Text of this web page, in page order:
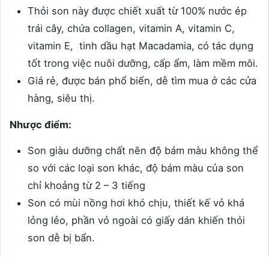
Thỏi son này được chiết xuất từ 100% nước ép
trái cây, chứa collagen, vitamin A, vitamin C,
vitamin E, tinh dầu hạt Macadamia, có tác dụng
tốt trong việc nuôi dưỡng, cấp ẩm, làm mềm môi.
Giá rẻ, được bán phổ biến, dễ tìm mua ở các cửa
hàng, siêu thị.
Nhược điểm:
Son giàu dưỡng chất nên độ bám màu không thể
so với các loại son khác, độ bám màu của son
chỉ khoảng từ 2 – 3 tiếng
Son có mùi nồng hơi khó chịu, thiết kế vỏ khá
lỏng lẻo, phần vỏ ngoài có giấy dán khiến thỏi
son dễ bị bẩn.